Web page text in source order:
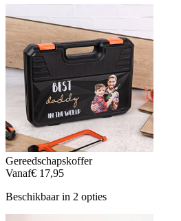
Gereedschapskoffer
Vanaf€ 17,95
Beschikbaar in 2 opties